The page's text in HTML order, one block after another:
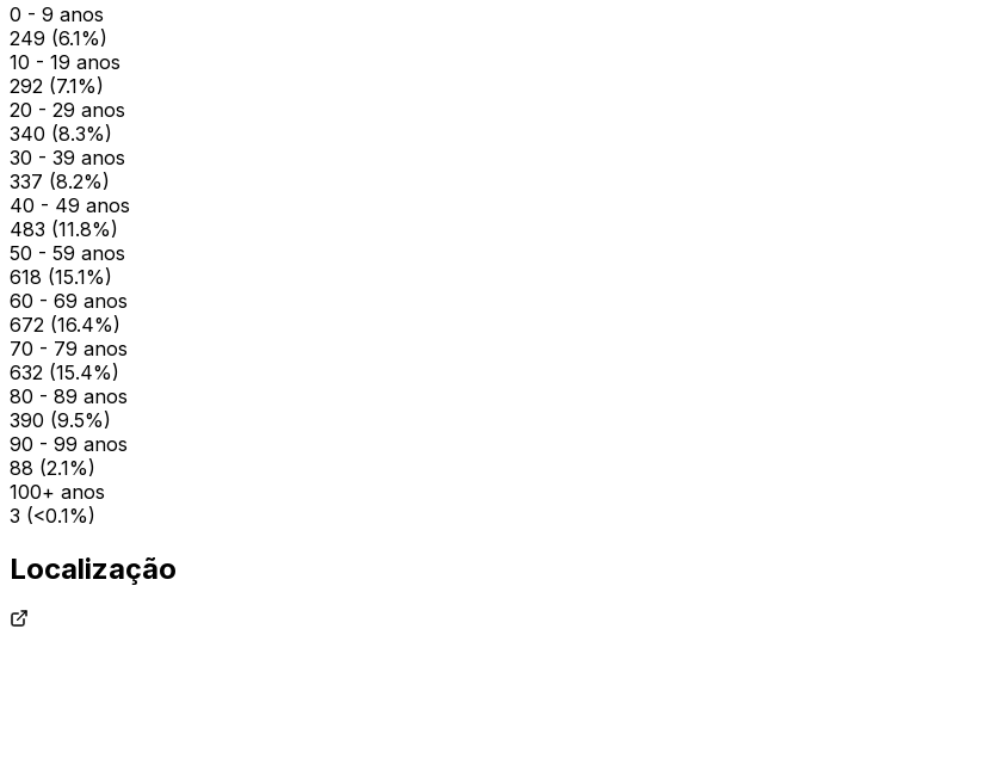
0 - 9 anos
249 (6.1%)
10 - 19 anos
292 (7.1%)
20 - 29 anos
340 (8.3%)
30 - 39 anos
337 (8.2%)
40 - 49 anos
483 (11.8%)
50 - 59 anos
618 (15.1%)
60 - 69 anos
672 (16.4%)
70 - 79 anos
632 (15.4%)
80 - 89 anos
390 (9.5%)
90 - 99 anos
88 (2.1%)
100+ anos
3 (<0.1%)
Localização